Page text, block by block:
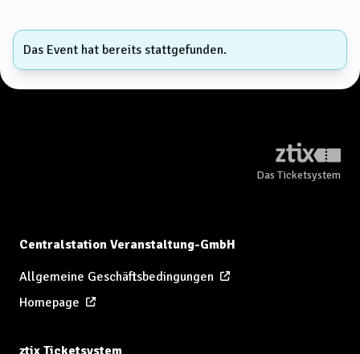
Das Event hat bereits stattgefunden.
Das Ticketsystem
Centralstation Veranstaltung-GmbH
Allgemeine Geschäftsbedingungen
Homepage
ztix Ticketsystem